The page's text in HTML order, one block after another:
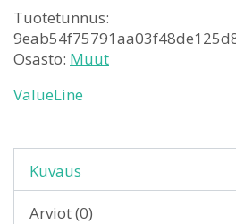
Tuotetunnus:
Osasto: Muut
ValueLine
Kuvaus
Arviot (0)